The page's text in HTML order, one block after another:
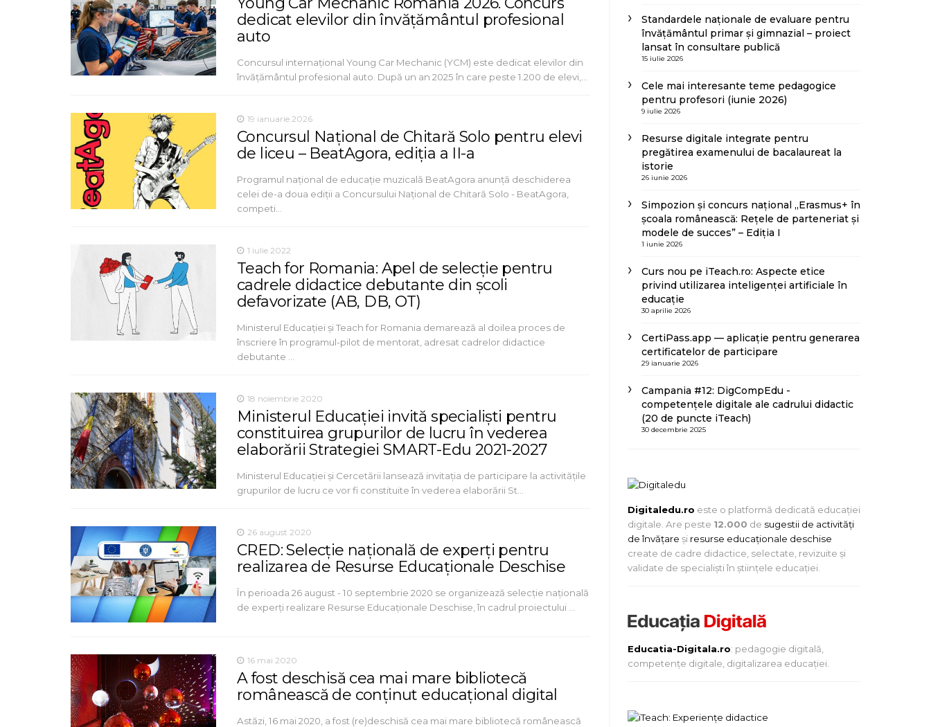
dedicat elevilor din învățământul profesional
auto
Concursul internațional Young Car Mechanic (YCM) este dedicat elevilor din
învățământul profesional auto. După un an 2025 în care peste 1.200 de elevi,…
19 ianuarie 2026
Concursul Național de Chitară Solo pentru elevi
de liceu – BeatAgora, ediția a II-a
Programul național de educație muzicală BeatAgora anunță deschiderea
celei de-a doua ediții a Concursului Național de Chitară Solo - BeatAgora,
competi…
1 iulie 2022
Teach for Romania: Apel de selecție pentru
cadrele didactice debutante din școli
defavorizate (AB, DB, OT)
Ministerul Educației și Teach for Romania demarează al doilea proces de
înscriere în programul-pilot de mentorat, adresat cadrelor didactice
debutante …
18 noiembrie 2020
Ministerul Educației invită specialiști pentru
constituirea grupurilor de lucru în vederea
elaborării Strategiei SMART-Edu 2021-2027
Ministerul Educației și Cercetării lansează invitația de participare la activitățile
grupurilor de lucru ce vor fi constituite în vederea elaborării St…
26 august 2020
CRED: Selecție națională de experți pentru
realizarea de Resurse Educaționale Deschise
În perioada 26 august - 10 septembrie 2020 se organizează selecție națională
de experți realizare Resurse Educaționale Deschise, în cadrul proiectului …
16 mai 2020
A fost deschisă cea mai mare bibliotecă
românească de conținut educațional digital
Astăzi, 16 mai 2020, a fost (re)deschisă cea mai mare bibliotecă românească
Standardele naționale de evaluare pentru
învățământul primar și gimnazial – proiect
lansat în consultare publică
15 iulie 2026
Cele mai interesante teme pedagogice
pentru profesori (iunie 2026)
9 iulie 2026
Resurse digitale integrate pentru
pregătirea examenului de bacalaureat la
istorie
26 iunie 2026
Simpozion și concurs național „Erasmus+ în
școala românească: Rețele de parteneriat și
modele de succes” – Ediția I
1 iunie 2026
Curs nou pe iTeach.ro: Aspecte etice
privind utilizarea inteligenței artificiale în
educație
30 aprilie 2026
CertiPass.app — aplicație pentru generarea
certificatelor de participare
29 ianuarie 2026
Campania #12: DigCompEdu -
competențele digitale ale cadrului didactic
(20 de puncte iTeach)
30 decembrie 2025
Digitaledu.ro este o platformă dedicată educației
digitale. Are peste 12.000 de sugestii de activități
de învățare și resurse educaționale deschise
create de cadre didactice, selectate, revizuite și
validate de specialiști în științele educației.
Educatia-Digitala.ro: pedagogie digitală,
competențe digitale, digitalizarea educației.